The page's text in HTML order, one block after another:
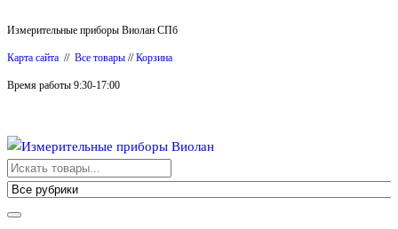
к
содержимому
Измерительные приборы Виолан СПб
Карта сайта // Все товары //Корзина
Время работы 9:30-17:00
Измерительные приборы Виолан